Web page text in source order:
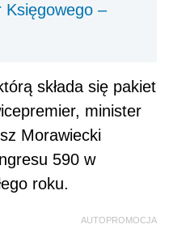
Księgowego –
składa się pakiet
minister
Morawiecki
590 w
roku.
AUTOPROMOCJA